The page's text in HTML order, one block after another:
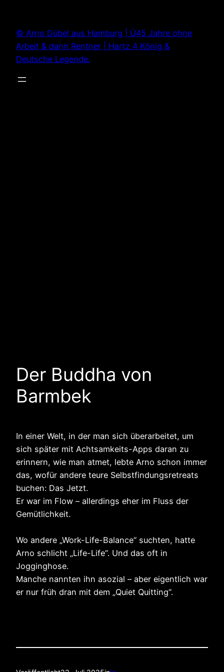
springen
© Arno Dübel aus Hamburg | Ü45 Jahre ohne
Arbeit & dann Rentner | Hartz 4 König &
Deutsche Legende.
Der Buddha von
Barmbek
In einer Welt, in der man sich überarbeitet, um
sich später mit Achtsamkeits-Apps daran zu
erinnern, wie man atmet, lebte Arno schon immer
das, wofür andere teure Selbstfindungsretreats
buchen: Das Jetzt.
Er war im Flow – allerdings eher im Fluss der
Gemütlichkeit.
Wo andere „Work-Life-Balance“ suchten, hatte
Arno schlicht „Life-Life“. Und das oft in
Jogginghose.
Manche nannten ihn asozial – aber eigentlich war
er nur früh dran mit dem „Quiet Quitting“.